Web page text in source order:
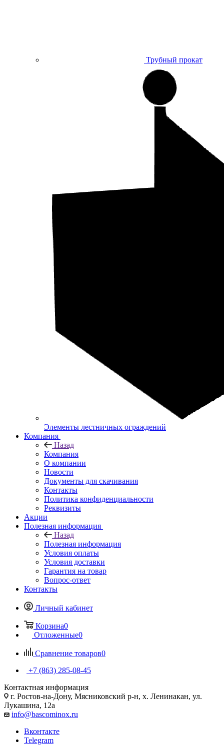
Трубный прокат
Элементы лестничных ограждений
Компания
Назад
Компания
О компании
Новости
Документы для скачивания
Контакты
Политика конфиденциальности
Реквизиты
Акции
Полезная информация
Назад
Полезная информация
Условия оплаты
Условия доставки
Гарантия на товар
Вопрос-ответ
Контакты
Личный кабинет
Корзина0
Отложенные0
Сравнение товаров0
+7 (863) 285-08-45
Контактная информация
г. Ростов-на-Дону, Мясниковский р-н, х. Ленинакан, ул.
Лукашина, 12а
info@bascominox.ru
Вконтакте
Telegram